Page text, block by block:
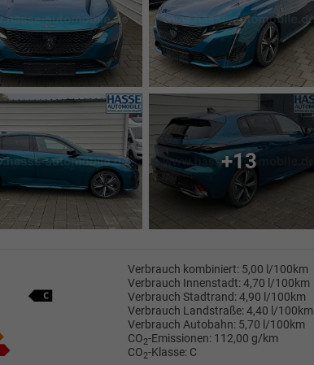
+13
Verbrauch kombiniert: 5,00 l/100km
Verbrauch Innenstadt:4,70 l/100km
Verbrauch Stadtrand:4,90 l/100km
Verbrauch Landstraße:4,40 l/100km
Verbrauch Autobahn: 5,70 l/100km
CO2-Emissionen: 112,00 g/km
CO2-Klasse: C